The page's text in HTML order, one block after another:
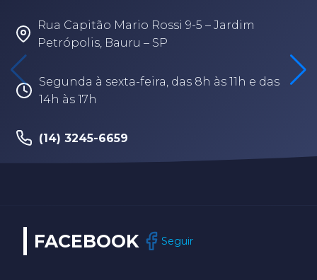
Rua Capitão Mario Rossi 9-5 – Jardim
Petrópolis, Bauru – SP
Segunda à sexta-feira, das 8h às 11h e das
14h às 17h
(14) 3245-6659
FACEBOOK Seguir